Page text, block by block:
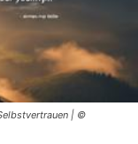
| ©